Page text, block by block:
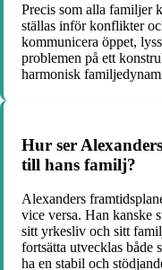
Precis som alla familjer
ställas inför konflikter
kommunicera öppet,
problemen på ett
harmonisk
Hur ser
till hans familj?
Alexanders
vice versa. Han kanske
sitt yrkesliv och sitt
fortsätta utvecklas både
ha en stabil och